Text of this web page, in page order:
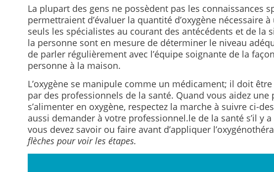
La plupart des gens ne possèdent pas les connaissances
permettraient d’évaluer la quantité d’oxygène nécessaire
seuls les spécialistes au courant des antécédents et de la
la personne sont en mesure de déterminer le niveau
de parler régulièrement avec l’équipe soignante de la
personne à la maison.
L’oxygène se manipule comme un médicament; il doit
par des professionnels de la santé. Quand vous aidez une
s’alimenter en oxygène, respectez la marche à suivre ci-
aussi demander à votre professionnel.le de la santé s’il y
vous devez savoir ou faire avant d’appliquer
flèches pour voir les étapes.